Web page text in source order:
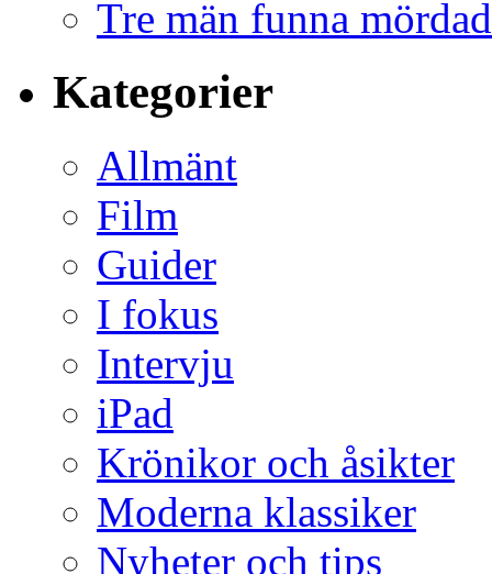
Tre män funna
Kategorier
Allmänt
Film
Guider
I fokus
Intervju
iPad
Krönikor och åsikter
Moderna klassiker
Nyheter och tips